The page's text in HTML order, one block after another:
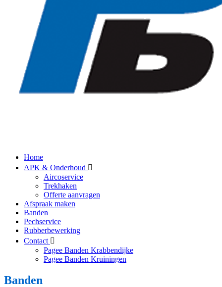
Home
APK & Onderhoud
Aircoservice
Trekhaken
Offerte aanvragen
Afspraak maken
Banden
Pechservice
Rubberbewerking
Contact
Pagee Banden Krabbendijke
Pagee Banden Kruiningen
Banden